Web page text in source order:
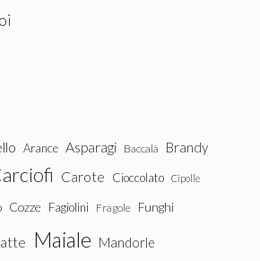
Arance Asparagi Baccalà Brandy
Carote Cioccolato Cipolle
Cozze Fagiolini Fragole Funghi
Maiale Mandorle